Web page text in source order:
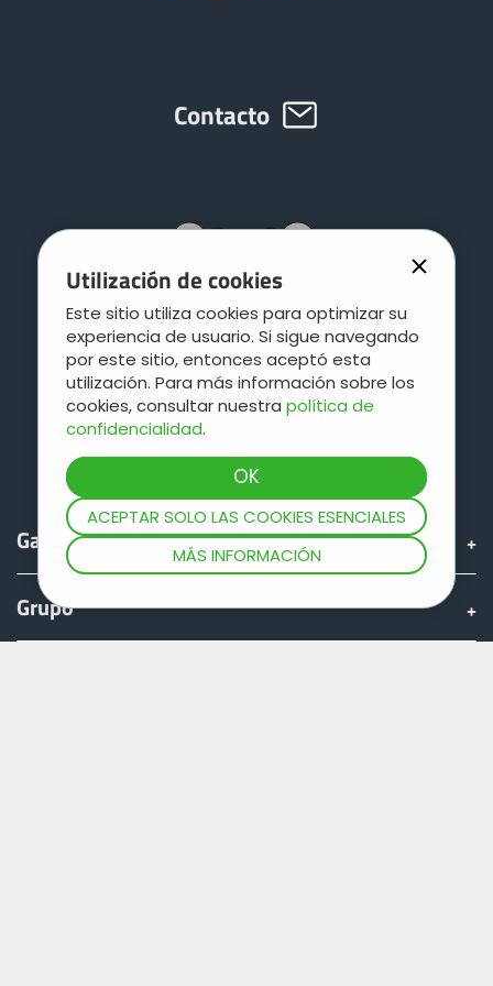
Utilización de cookies
Este sitio utiliza cookies para optimizar su
experiencia de usuario. Si sigue navegando
por este sitio, entonces aceptó esta
utilización. Para más información sobre los
cookies, consultar nuestra política de
confidencialidad.
ACEPTAR SOLO LAS COOKIES ESENCIALES
MÁS INFORMACIÓN
Aligeramiento del eje delantero Volumetra
Transferencia de carga sobre doble
articulación
Contacto
Gama
Grupo